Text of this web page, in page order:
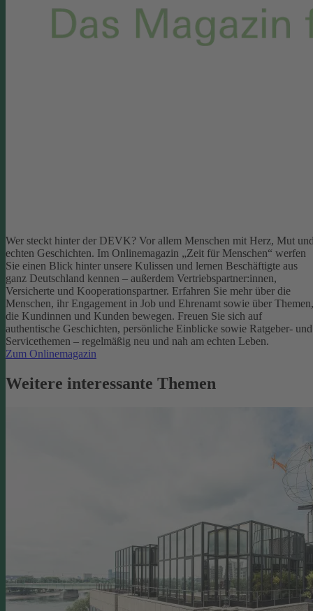
Wer steckt hinter der DEVK? Vor allem Menschen mit Herz, Mut
echten Geschichten. Im Onlinemagazin „Zeit für Menschen“ werfen
Sie einen Blick hinter unsere Kulissen und lernen Beschäftigte aus
ganz Deutschland kennen – außerdem Vertriebspartner:innen,
Versicherte und Kooperationspartner. Erfahren Sie mehr über die
Menschen, ihr Engagement in Job und Ehrenamt sowie über Themen,
die Kundinnen und Kunden bewegen. Freuen Sie sich auf
authentische Geschichten, persönliche Einblicke sowie Ratgeber- und
Servicethemen – regelmäßig neu und nah am echten Leben.
Zum Onlinemagazin
Weitere interessante Themen